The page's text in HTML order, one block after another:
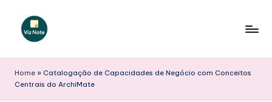
iz
N
Home » Catalogação de Capacidades de Negócio com Conceitos
Centrais do ArchiMate